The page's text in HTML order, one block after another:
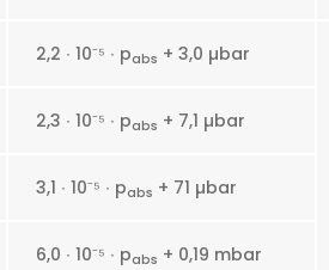
2,2 ∙ 10⁻⁵ ∙ pabs + 3,0 µbar
2,3 ∙ 10⁻⁵ ∙ pabs + 7,1 µbar
3,1 ∙ 10⁻⁵ ∙ pabs + 71 µbar
6,0 ∙ 10⁻⁵ ∙ pabs + 0,19 mbar